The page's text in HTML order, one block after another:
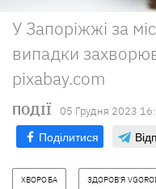
У Запоріжжі за
випадки
pixabay.com
ПОДІЇ 05 Грудня 2023
Поділитися
ХВОРОБА ЗДОРОВ'Я